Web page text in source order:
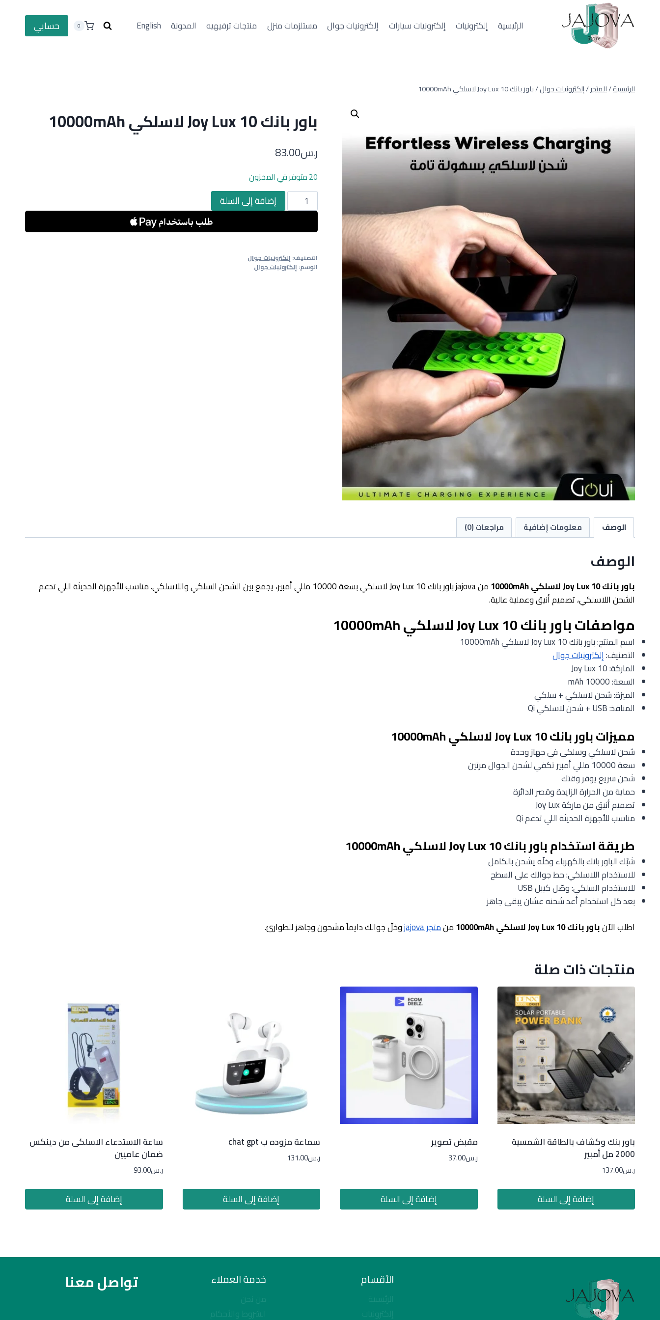
المحتوى
الرئيسية إلكترونيات إلكترونيات سيارات إلكترونيات جوال مستلزمات منزل منتجات ترفيهيه المدونة English
0 حسابي
الرئيسية/المتجر/إلكترونيات جوال/باور بانك Joy Lux 10 لاسلكي 10000mAh
باور بانك Joy Lux 10 لاسلكي 10000mAh
ر.س83.00
20 متوفر في المخزون
كمية
باور
Joy
10
لاسلكي
إضافة إلى السلة
التصنيف: إلكترونيات جوال
الوسم: إلكترونيات جوال
الوصف معلومات إضافية مراجعات (0)
الوصف
باور بانك Joy Lux 10 لاسلكي 10000mAh
من jajova باور بانك Joy Lux 10 لاسلكي بسعة 10000 مللي أمبير، يجمع بين الشحن السلكي واللاسلكي. مناسب للأجهزة الحديثة اللي تدعم
الشحن اللاسلكي، تصميم أنيق وعملية عالية.
مواصفات باور بانك Joy Lux 10 لاسلكي 10000mAh
اسم المنتج: باور بانك Joy Lux 10 لاسلكي 10000mAh
التصنيف:إلكترونيات جوال
الماركة: Joy Lux 10
السعة: 10000 mAh
الميزة: شحن لاسلكي + سلكي
المنافذ: USB + شحن لاسلكي Qi
مميزات باور بانك Joy Lux 10 لاسلكي 10000mAh
شحن لاسلكي وسلكي في جهاز وحدة
سعة 10000 مللي أمبير تكفي لشحن الجوال مرتين
شحن سريع يوفر وقتك
حماية من الحرارة الزايدة وقصر الدائرة
تصميم أنيق من ماركة Joy Lux
مناسب للأجهزة الحديثة اللي تدعم Qi
طريقة استخدام باور بانك Joy Lux 10 لاسلكي 10000mAh
شبّك الباور بانك بالكهرباء وخلّه يشحن بالكامل
للاستخدام اللاسلكي: حط جوالك على السطح
للاستخدام السلكي: وصّل كيبل USB
بعد كل استخدام أعد شحنه عشان يبقى جاهز
اطلب الآنباور بانك Joy Lux 10 لاسلكي 10000mAh منمتجر jajova وخلّ جوالك دايماً مشحون وجاهز للطوارئ.
منتجات ذات صلة
باور بنك وكشاف بالطاقة الشمسية
2000 مل أمبير
ر.س137.00
إضافة إلى السلة
مقبض تصوير
ر.س37.00
إضافة إلى السلة
سماعة مزوده ب chat gpt
ر.س131.00
إضافة إلى السلة
ساعة الاستدعاء الاسلكى من دينكس
ضمان عاميين
ر.س93.00
إضافة إلى السلة
الأقسام
الرئيسية
إلكترونيات
خدمة العملاء
من نحن
الشروط والأحكام
تواصل معنا